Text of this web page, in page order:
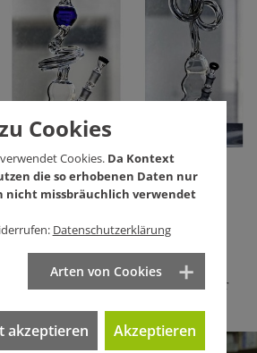
Faulenzer" vor der Tür stand. einer
bunten Klamotten, und ein rundes
er irgendwo anders gesehen hatte.
Loch und einem zylindrischen
Grunde ganz einfach", sagt Reiß. "Nur
Seitdem produziert er Bongs.
Cookies
Cookies. Da Kontext
die so erhobenen Daten nur
nicht missbräuchlich verwendet
Datenschutzerklärung
Arten von Cookies
akzeptieren Akzeptieren